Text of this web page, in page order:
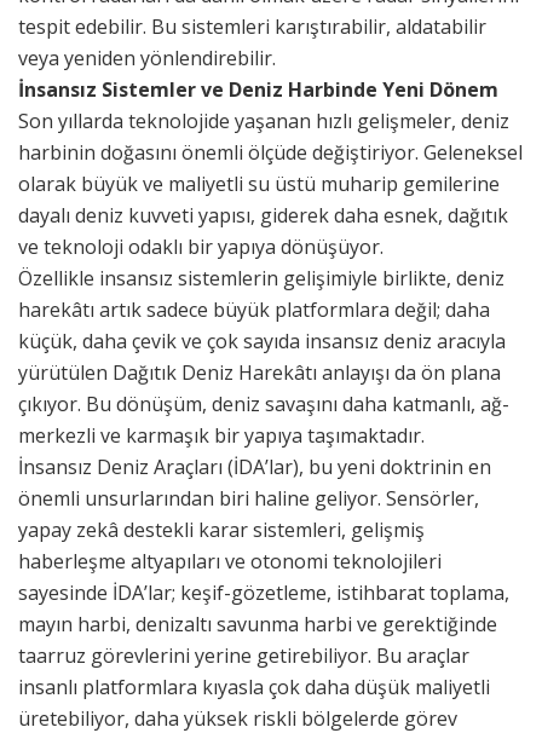
tespit edebilir. Bu sistemleri karıştırabilir, aldatabilir
veya yeniden yönlendirebilir.
İnsansız Sistemler ve Deniz Harbinde Yeni Dönem
Son yıllarda teknolojide yaşanan hızlı gelişmeler, deniz
harbinin doğasını önemli ölçüde değiştiriyor. Geleneksel
olarak büyük ve maliyetli su üstü muharip gemilerine
dayalı deniz kuvveti yapısı, giderek daha esnek, dağıtık
ve teknoloji odaklı bir yapıya dönüşüyor.
Özellikle insansız sistemlerin gelişimiyle birlikte, deniz
harekâtı artık sadece büyük platformlara değil; daha
küçük, daha çevik ve çok sayıda insansız deniz aracıyla
yürütülen Dağıtık Deniz Harekâtı anlayışı da ön plana
çıkıyor. Bu dönüşüm, deniz savaşını daha katmanlı, ağ-
merkezli ve karmaşık bir yapıya taşımaktadır.
İnsansız Deniz Araçları (İDA’lar), bu yeni doktrinin en
önemli unsurlarından biri haline geliyor. Sensörler,
yapay zekâ destekli karar sistemleri, gelişmiş
haberleşme altyapıları ve otonomi teknolojileri
sayesinde İDA’lar; keşif-gözetleme, istihbarat toplama,
mayın harbi, denizaltı savunma harbi ve gerektiğinde
taarruz görevlerini yerine getirebiliyor. Bu araçlar
insanlı platformlara kıyasla çok daha düşük maliyetli
üretebiliyor, daha yüksek riskli bölgelerde görev